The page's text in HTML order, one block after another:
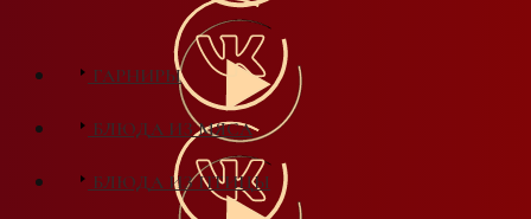
ГАРНИРЫ
БЛЮДА ИЗ МЯСА
БЛЮДА ИЗ ПТИЦЫ